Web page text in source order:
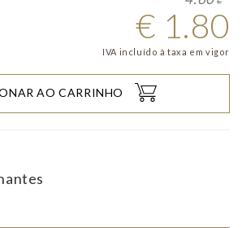
€
€ 1.80
IVA incluído à taxa em vigor
AO CARRINHO